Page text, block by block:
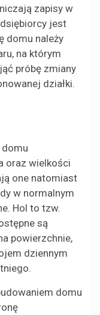
zapisy w
jest
domu należy
na którym
próbę zmiany
działki.
oraz wielkości
one natomiast
w normalnym
Hol to tzw.
są
powierzchnie,
dziennym
domu